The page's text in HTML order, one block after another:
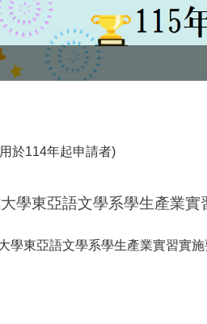
於114年起申請者)
學東亞語文學系學生產業實
學東亞語文學系學生產業實習實